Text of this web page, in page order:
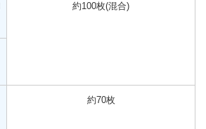
約100枚(混合)
約70枚